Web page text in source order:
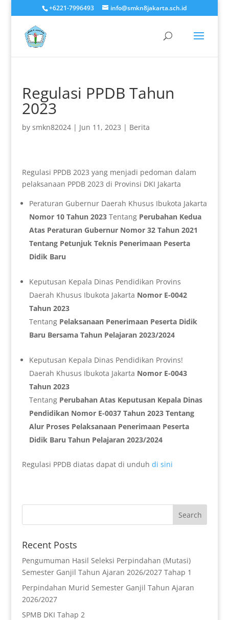
+6221-7996493 info@smkn8jakarta.sch.id
Regulasi PPDB Tahun
2023
by smkn82024| Jun 11, 2023 | Berita
Regulasi PPDB 2023 yang menjadi pedoman dalam
pelaksanaan PPDB 2023 di Provinsi DKI Jakarta
Peraturan Gubernur Daerah Khusus Ibukota Jakarta
Nomor 10 Tahun 2023Tentang Perubahan Kedua
Atas Peraturan Gubernur Nomor 32 Tahun 2021
Tentang Petunjuk Teknis Penerimaan Peserta
Didik Baru
Keputusan Kepala Dinas Pendidikan Provins
Daerah Khusus Ibukota Jakarta Nomor E-0042
Tahun 2023
Tentang Pelaksanaan Penerimaan Peserta Didik
Baru Bersama Tahun Pelajaran 2023/2024
Keputusan Kepala Dinas Pendidikan Provins!
Daerah Khusus Ibukota Jakarta Nomor E-0043
Tahun 2023
Tentang Perubahan Atas Keputusan Kepala Dinas
Pendidikan Nomor E-0037 Tahun 2023 Tentang
Alur Proses Pelaksanaan Penerimaan Peserta
Didik Baru Tahun Pelajaran 2023/2024
Regulasi PPDB diatas dapat di unduh di sini
Recent Posts
Pengumuman Hasil Seleksi Perpindahan (Mutasi)
Semester Ganjil Tahun Ajaran 2026/2027 Tahap 1
Perpindahan Murid Semester Ganjil Tahun Ajaran
2026/2027
SPMB DKI Tahap 2